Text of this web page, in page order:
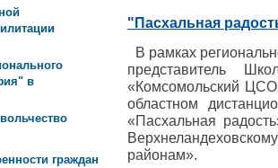
"Пасхальная
В рамках
представитель
«Комсомольский
областном
«Пасхальная
районам».
в
граждан